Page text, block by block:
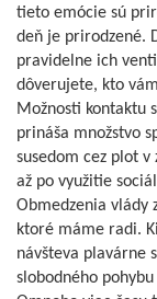
tieto emócie sú
deň je prirodzené.
pravidelne ich
dôverujete, kto
Možnosti kontaktu
prináša množstvo
susedom cez plot
až po využitie
Obmedzenia vlády
ktoré máme radi.
návšteva plavárne
slobodného